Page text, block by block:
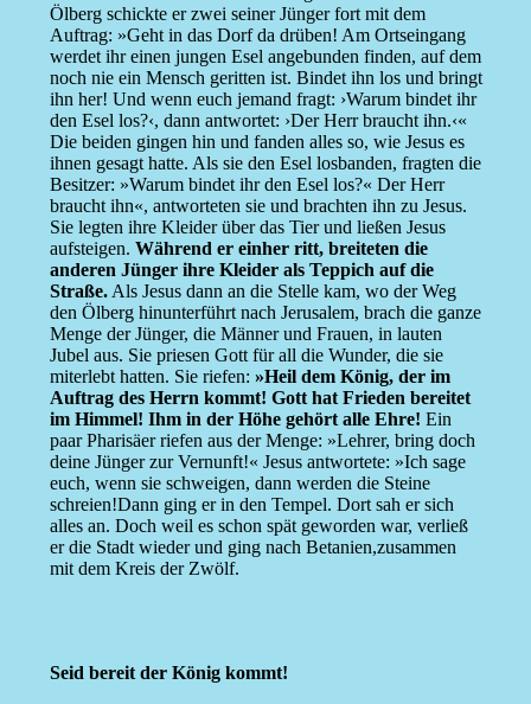
Ölberg schickte er zwei seiner Jünger fort mit dem
Auftrag: »Geht in das Dorf da drüben! Am Ortseingang
werdet ihr einen jungen Esel angebunden finden, auf dem
noch nie ein Mensch geritten ist. Bindet ihn los und bringt
ihn her! Und wenn euch jemand fragt: ›Warum bindet ihr
den Esel los?‹, dann antwortet: ›Der Herr braucht ihn.‹«
Die beiden gingen hin und fanden alles so, wie Jesus es
ihnen gesagt hatte. Als sie den Esel losbanden, fragten die
Besitzer: »Warum bindet ihr den Esel los?« Der Herr
braucht ihn«, antworteten sie und brachten ihn zu Jesus.
Sie legten ihre Kleider über das Tier und ließen Jesus
aufsteigen. Während er einher ritt, breiteten die
anderen Jünger ihre Kleider als Teppich auf die
Straße.Als Jesus dann an die Stelle kam, wo der Weg
den Ölberg hinunterführt nach Jerusalem, brach die ganze
Menge der Jünger, die Männer und Frauen, in lauten
Jubel aus. Sie priesen Gott für all die Wunder, die sie
miterlebt hatten. Sie riefen: »Heil dem König, der im
Auftrag des Herrn kommt! Gott hat Frieden bereitet
im Himmel! Ihm in der Höhe gehört alle Ehre! Ein
paar Pharisäer riefen aus der Menge: »Lehrer, bring doch
deine Jünger zur Vernunft!« Jesus antwortete: »Ich sage
euch, wenn sie schweigen, dann werden die Steine
schreien!Dann ging er in den Tempel. Dort sah er sich
alles an. Doch weil es schon spät geworden war, verließ
er die Stadt wieder und ging nach Betanien,zusammen
mit dem Kreis der Zwölf.
Seid bereit der König kommt!